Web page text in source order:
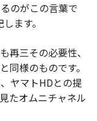
のがこの言葉で
ます。
再三その必要性、
同様のものです。
ヤマトHDとの提
たオムニチャネル